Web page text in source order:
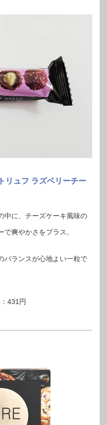
リュフ ラズベリーチー
中に、チーズケーキ風味の
爽やかさをプラス。
バランスが心地よい一粒で
431円